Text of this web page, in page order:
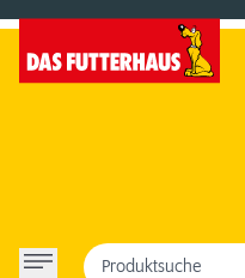
Produktsuche